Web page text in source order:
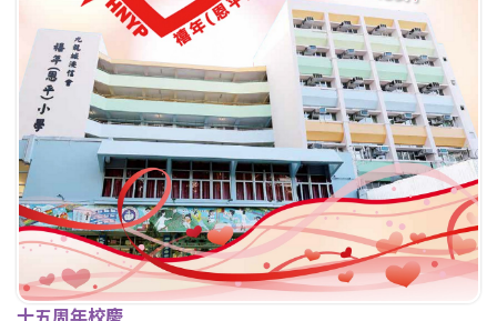
十五周年校慶